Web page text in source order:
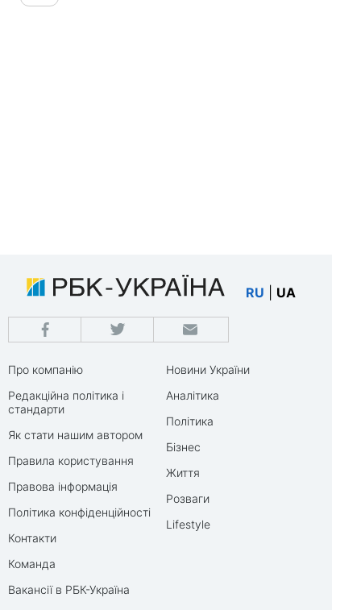
RU UA
Про компанію
Редакційна політика і
стандарти
Як стати нашим автором
Правила користування
Правова інформація
Політика конфіденційності
Контакти
Команда
Вакансії в РБК-Україна
Новини України
Аналітика
Політика
Бізнес
Життя
Розваги
Lifestyle